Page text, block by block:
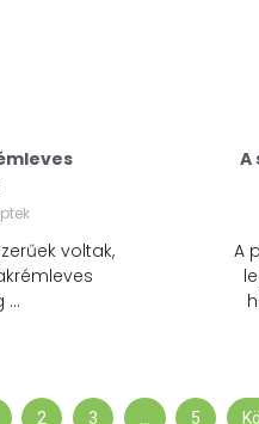
voltak,
…
A
A
2 3 5